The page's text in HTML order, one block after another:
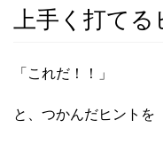
上手く打てる
「これだ！！」
と、つかんだヒントを